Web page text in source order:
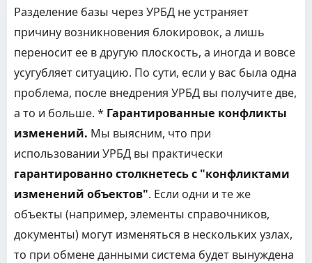
Разделение базы через УРБД не устраняет
причину возникновения блокировок, а лишь
переносит ее в другую плоскость, а иногда и вовсе
усугубляет ситуацию. По сути, если у вас была одна
проблема, после внедрения УРБД вы получите две,
а то и больше. * Гарантированные конфликты
изменений. Мы выясним, что при
использовании УРБД вы практически
гарантированно столкнетесь с "конфликтами
изменений объектов". Если одни и те же
объекты (например, элементы справочников,
документы) могут изменяться в нескольких узлах,
то при обмене данными система будет вынуждена